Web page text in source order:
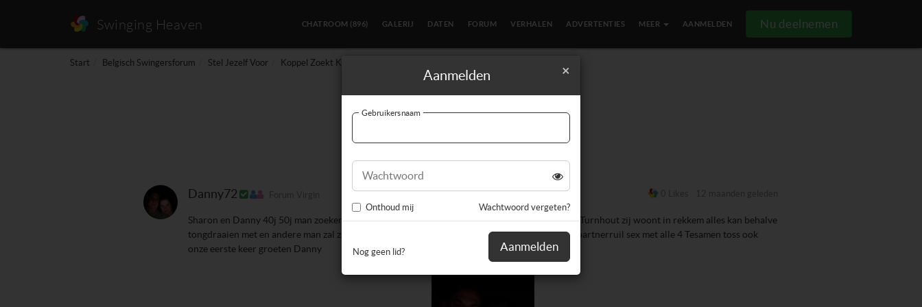
Swinging Heaven CHATROOM (896) GALERIJ DATEN FORUM VERHALEN ADVERTENTIES MEER AANMELDEN Nu deelnemen
Start Belgisch Swingersforum Stel Jezelf Voor Koppel Zoekt Koppel
Koppel zoekt koppel
Een nieuw antwoord opstellen
Danny72
Sharon en Danny 40j 50j man zoeken een koppel voor de eerste keer wij wonen niet samen ik Turnhout zij woont in rekkem alles kan behalve
tongdraaien met en andere man zal ze niet doen de rest kan alles en ook niet apart sex met of partnerruil sex met alle 4 Tesamen toss ook
onze eerste keer groeten Danny
×
Aanmelden
Gebruikersnaam
Wachtwoord
Onthoud mij Wachtwoord vergeten?
Nog geen lid? Aanmelden